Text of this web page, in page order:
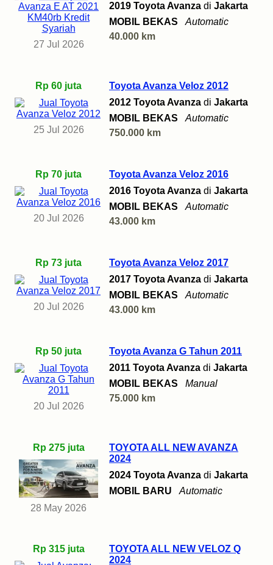
27 Jul 2026
2019 Toyota Avanza di Jakarta
MOBIL BEKAS
Automatic
40.000 km
Rp 60 juta
25 Jul 2026
Toyota Avanza Veloz 2012
2012 Toyota Avanza di Jakarta
MOBIL BEKAS
Automatic
750.000 km
Rp 70 juta
20 Jul 2026
Toyota Avanza Veloz 2016
2016 Toyota Avanza di Jakarta
MOBIL BEKAS
Automatic
43.000 km
Rp 73 juta
20 Jul 2026
Toyota Avanza Veloz 2017
2017 Toyota Avanza di Jakarta
MOBIL BEKAS
Automatic
43.000 km
Rp 50 juta
20 Jul 2026
Toyota Avanza G Tahun 2011
2011 Toyota Avanza di Jakarta
MOBIL BEKAS
Manual
75.000 km
Rp 275 juta
28 May 2026
TOYOTA ALL NEW AVANZA
2024
2024 Toyota Avanza di Jakarta
MOBIL BARU
Automatic
Rp 315 juta
TOYOTA ALL NEW VELOZ Q
2024